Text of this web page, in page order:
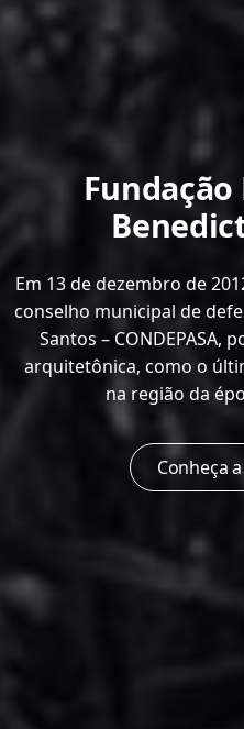
Em 13 de dezembro de
conselho municipal de
Santos – CONDEPASA,
arquitetônica, como o
na região da
Conheça